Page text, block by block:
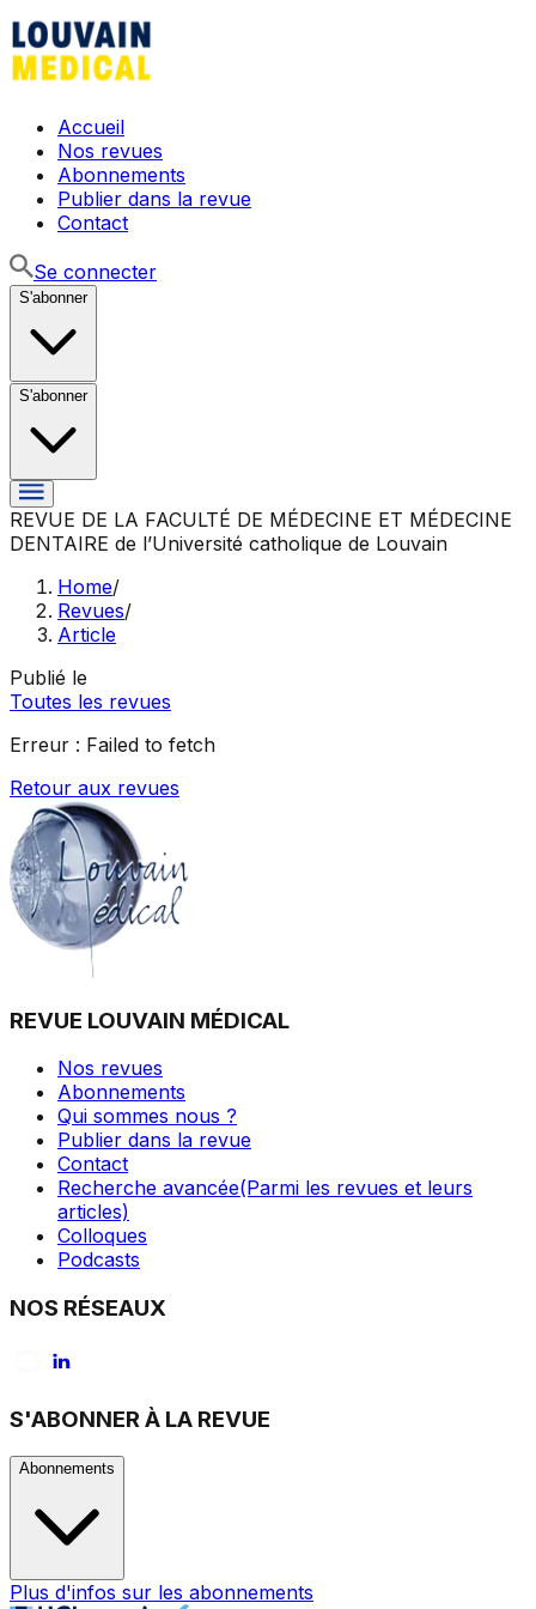
Accueil
Nos revues
Abonnements
Publier dans la revue
Contact
Se connecter
S'abonner
S'abonner
REVUE DE LA FACULTÉ DE MÉDECINE ET MÉDECINE
DENTAIRE de l’Université catholique de Louvain
Home/
Revues/
Article
Publié le
Toutes les revues
Erreur : Failed to fetch
Retour aux revues
REVUE LOUVAIN MÉDICAL
Nos revues
Abonnements
Qui sommes nous ?
Publier dans la revue
Contact
Recherche avancée(Parmi les revues et leurs
articles)
Colloques
Podcasts
NOS RÉSEAUX
S'ABONNER À LA REVUE
Abonnements
Plus d'infos sur les abonnements